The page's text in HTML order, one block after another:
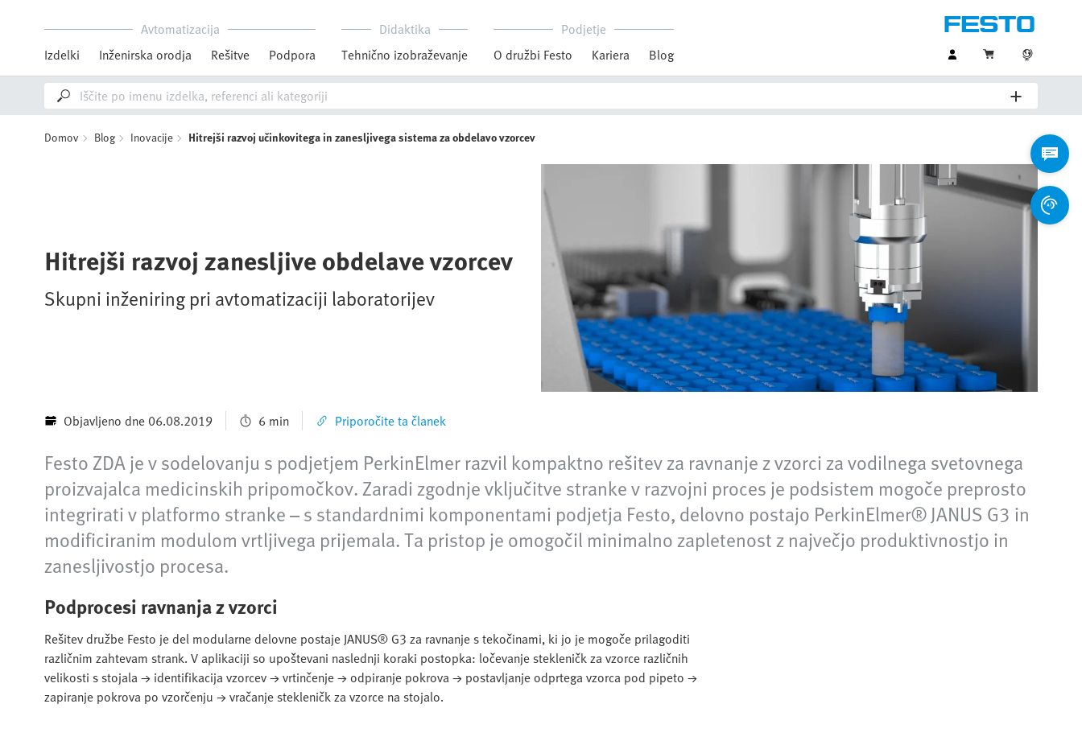
Avtomatizacija
Izdelki
Inženirska orodja Rešitve Podpora
Didaktika
Tehnično izobraževanje
Podjetje
O družbi Festo
Kariera Blog
Domov Blog Inovacije Hitrejši razvoj učinkovitega in zanesljivega sistema za obdelavo vzorcev
Hitrejši razvoj zanesljive obdelave vzorcev
Skupni inženiring pri avtomatizaciji laboratorijev
Objavljeno dne 06.08.2019 6 min Priporočite ta članek
Festo ZDA je v sodelovanju s podjetjem PerkinElmer razvil kompaktno rešitev za ravnanje z vzorci za vodilnega svetovnega
proizvajalca medicinskih pripomočkov. Zaradi zgodnje vključitve stranke v razvojni proces je podsistem mogoče preprosto
integrirati v platformo stranke – s standardnimi komponentami podjetja Festo, delovno postajo PerkinElmer® JANUS G3 in
modificiranim modulom vrtljivega prijemala. Ta pristop je omogočil minimalno zapletenost z največjo produktivnostjo in
zanesljivostjo procesa.
Podprocesi ravnanja z vzorci
Rešitev družbe Festo je del modularne delovne postaje JANUS® G3 za ravnanje s tekočinami, ki jo je mogoče prilagoditi
različnim zahtevam strank. V aplikaciji so upoštevani naslednji koraki postopka: ločevanje stekleničk za vzorce različnih
velikosti s stojala → identifikacija vzorcev → vrtinčenje → odpiranje pokrova → postavljanje odprtega vzorca pod pipeto →
zapiranje pokrova po vzorčenju → vračanje stekleničk za vzorce na stojalo.